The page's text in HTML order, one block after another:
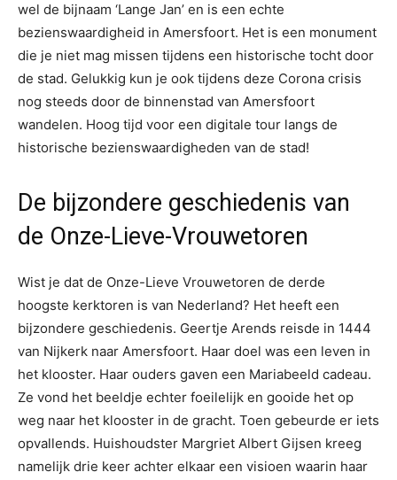
wel de bijnaam ‘Lange Jan’ en is een echte
bezienswaardigheid in Amersfoort. Het is een monument
die je niet mag missen tijdens een historische tocht door
de stad. Gelukkig kun je ook tijdens deze Corona crisis
nog steeds door de binnenstad van Amersfoort
wandelen. Hoog tijd voor een digitale tour langs de
historische bezienswaardigheden van de stad!
De bijzondere geschiedenis van
de Onze-Lieve-Vrouwetoren
Wist je dat de Onze-Lieve Vrouwetoren de derde
hoogste kerktoren is van Nederland? Het heeft een
bijzondere geschiedenis. Geertje Arends reisde in 1444
van Nijkerk naar Amersfoort. Haar doel was een leven in
het klooster. Haar ouders gaven een Mariabeeld cadeau.
Ze vond het beeldje echter foeilelijk en gooide het op
weg naar het klooster in de gracht. Toen gebeurde er iets
opvallends. Huishoudster Margriet Albert Gijsen kreeg
namelijk drie keer achter elkaar een visioen waarin haar